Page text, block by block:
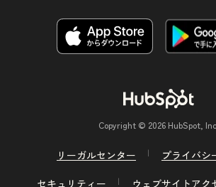
Copyright © 2026 HubSpot,
リーガルセンター
プライバシ
セキュリティー
ウェブサイトアク